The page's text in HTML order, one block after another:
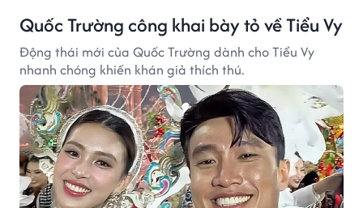
Quốc Trường công khai bày tỏ về Tiểu Vy
Động thái mới của Quốc Trường dành cho Tiểu Vy
nhanh chóng khiến khán giả thích thú.